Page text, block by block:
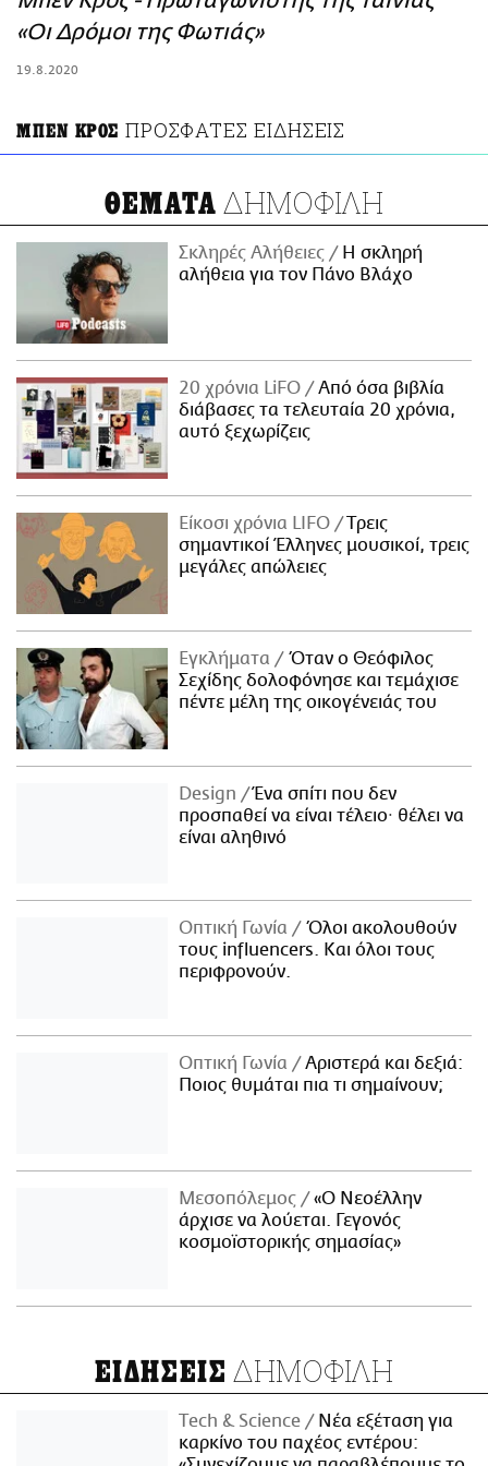
ΑΜΠΑ
«Οι Δρόμοι της Φωτιάς»
19.8.2020
ΜΠΕΝ ΚΡΟΣ ΠΡΟΣΦΑΤΕΣ ΕΙΔΗΣΕΙΣ
ΘΕΜΑΤΑ ΔΗΜΟΦΙΛΗ
Σκληρές Αλήθειες
H σκληρή
αλήθεια για τον Πάνο Βλάχο
20 χρόνια LiFO
Από όσα βιβλία
διάβασες τα τελευταία 20 χρόνια,
αυτό ξεχωρίζεις
Είκοσι χρόνια LIFO
Tρεις
σημαντικοί Έλληνες μουσικοί, τρεις
μεγάλες απώλειες
Εγκλήματα
Όταν ο Θεόφιλος
Σεχίδης δολοφόνησε και τεμάχισε
πέντε μέλη της οικογένειάς του
Design
Ένα σπίτι που δεν
προσπαθεί να είναι τέλειο· θέλει να
είναι αληθινό
Οπτική Γωνία
Όλοι ακολουθούν
τους influencers. Και όλοι τους
περιφρονούν.
Οπτική Γωνία
Αριστερά και δεξιά:
Ποιος θυμάται πια τι σημαίνουν;
Μεσοπόλεμος
«Ο Νεοέλλην
άρχισε να λούεται. Γεγονός
κοσμοϊστορικής σημασίας»
ΕΙΔΗΣΕΙΣ ΔΗΜΟΦΙΛΗ
Τech & Science
Νέα εξέταση για
καρκίνο του παχέος εντέρου: